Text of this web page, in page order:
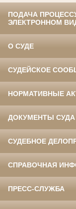
ПОДАЧА
ЭЛЕКТРОННОМ
О СУДЕ
СУДЕЙСКОЕ
НОРМАТИВНЫЕ
ДОКУМЕНТЫ СУДА
СУДЕБНОЕ
СПРАВОЧНАЯ
ПРЕСС-СЛУЖБА